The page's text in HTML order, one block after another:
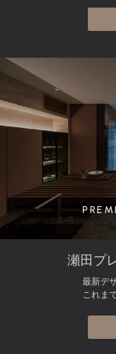
瀬田プ
最新デ
これま